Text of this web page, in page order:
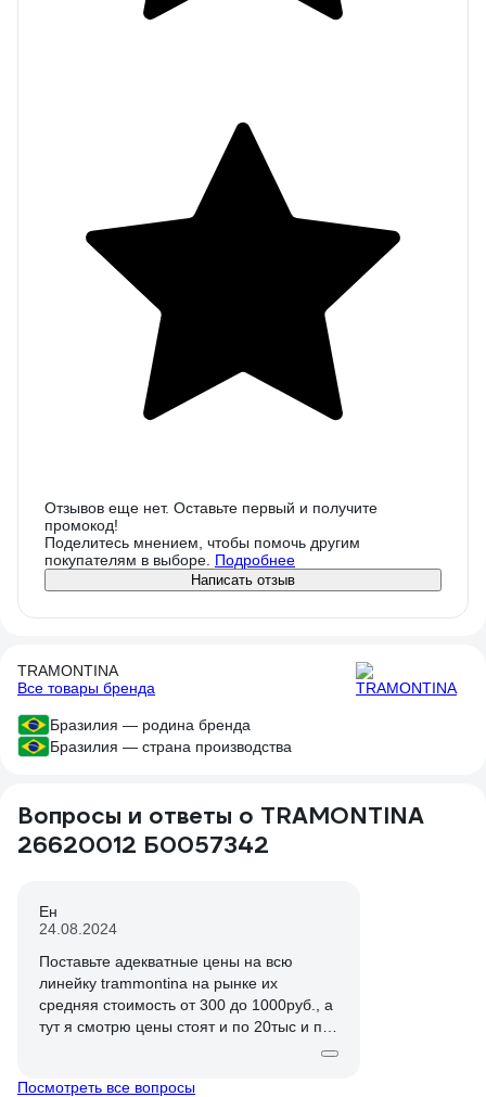
Отзывов еще нет. Оставьте первый и получите
промокод!
Поделитесь мнением, чтобы помочь другим
покупателям в выборе. Подробнее
Написать отзыв
TRAMONTINA
Все товары бренда
Бразилия — родина бренда
Бразилия — страна производства
Вопросы и ответы о TRAMONTINA
26620012 Б0057342
Ен
24.08.2024
Поставьте адекватные цены на всю
линейку trammontina на рынке их
средняя стоимость от 300 до 1000руб., а
тут я смотрю цены стоят и по 20тыс и по
Посмотреть все вопросы